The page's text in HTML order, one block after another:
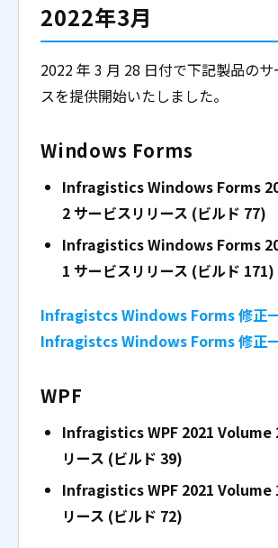
2022年3月
2022 年 3 月 28 日付で下記製品の
スを提供開始いたしました。
Windows Forms
Infragistics Windows Forms
2 サービスリリース (ビルド 77)
Infragistics Windows Forms
1 サービスリリース (ビルド 171)
Infragistcs Windows Forms 修正
Infragistcs Windows Forms 修正
WPF
Infragistics WPF 2021 Volume
リース (ビルド 39)
Infragistics WPF 2021 Volume
リース (ビルド 72)